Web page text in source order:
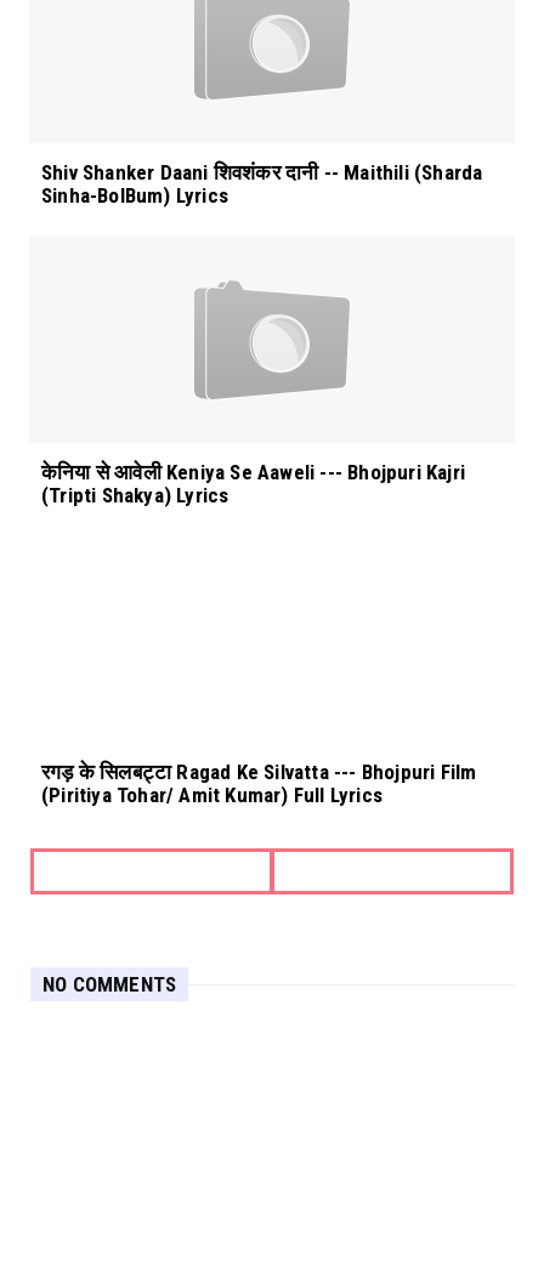
Shiv Shanker Daani शिवशंकर दानी -- Maithili (Sharda
Sinha-BolBum) Lyrics
केनिया से आवेली Keniya Se Aaweli --- Bhojpuri Kajri
(Tripti Shakya) Lyrics
रगड़ के सिलबट्टा Ragad Ke Silvatta --- Bhojpuri Film
(Piritiya Tohar/ Amit Kumar) Full Lyrics
NO COMMENTS